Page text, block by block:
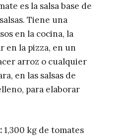
es la salsa base de
Tiene una
en la cocina, la
en la pizza, en un
arroz o cualquier
en las salsas de
para elaborar
1,300 kg de tomates